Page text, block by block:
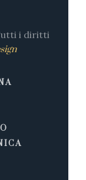
i diritti